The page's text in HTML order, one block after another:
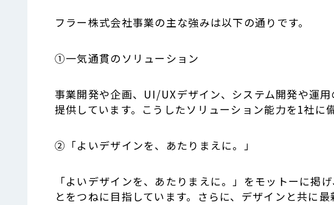
フラー株式会社事業の主な強みは以下の通りです。
①一気通貫のソリューション
事業開発や企画、UI/UXデザイン、システム開発や運
提供しています。こうしたソリューション能力を1社に
②「よいデザインを、あたりまえに。」
「よいデザインを、あたりまえに。」をモットーに掲
とをつねに目指しています。さらに、デザインと共に